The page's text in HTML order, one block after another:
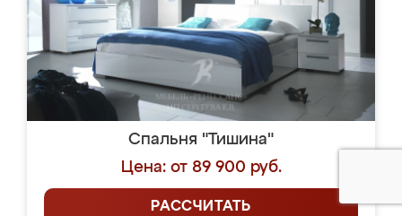
Спальня "Тишина"
Цена: от 89 900 руб.
РАССЧИТАТЬ